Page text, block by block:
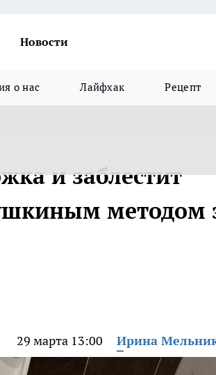
Новости
о нас Лайфхак Рецепт
и заблестит
методом
29 марта 13:00 Ирина